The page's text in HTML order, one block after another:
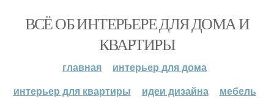
ВСЁ ОБ ИНТЕРЬЕРЕ ДЛЯ ДОМА И
КВАРТИРЫ
главная
интерьер для дома
интерьер для квартиры
идеи дизайна мебель